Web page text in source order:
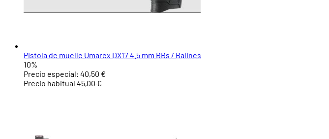
Pistola de muelle Umarex DX17 4.5 mm BBs / Balines
10%
Precio especial: 40,50 €
Precio habitual 45,00 €